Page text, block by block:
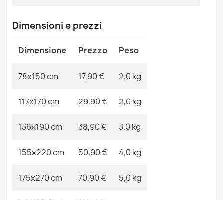
Tappeto SISAL PATIO Traliccio marocchino tessuto
piatto - blu acqua
17,90 €
Dimensioni e prezzi
Dimensione Prezzo Peso
78x150 cm 17,90 € 2,0 kg
117x170 cm 29,90 € 2,0 kg
136x190 cm 38,90 € 3,0 kg
155x220 cm 50,90 € 4,0 kg
175x270 cm 70,90 € 5,0 kg